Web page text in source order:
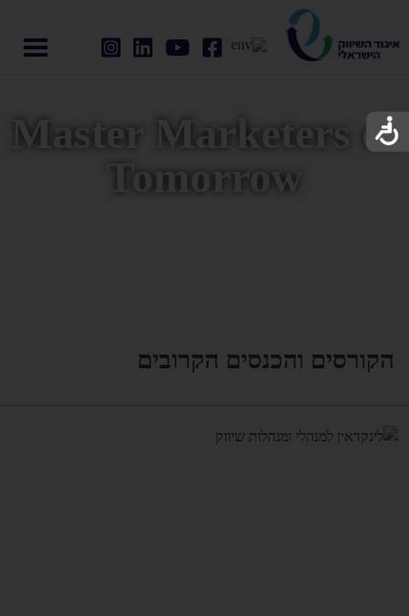
Master Marketers of
Tomorrow
הקורסים והכנסים הקרובים